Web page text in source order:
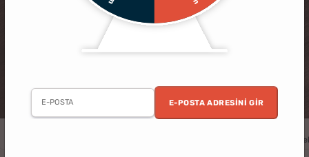
E-POSTA ADRESINI GIR
Kişiye Özel